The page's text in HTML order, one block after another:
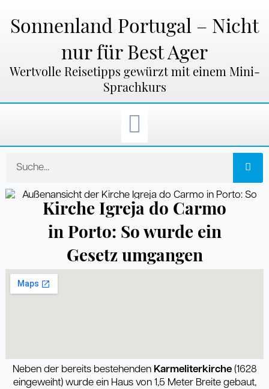
Inhalt
springen
Sonnenland Portugal – Nicht
nur für Best Ager
Wertvolle Reisetipps gewürzt mit einem Mini-
Sprachkurs
Kirche Igreja do Carmo
in Porto: So wurde ein
Gesetz umgangen
Neben der bereits bestehenden Karmeliterkirche(1628
eingeweiht) wurde ein Haus von 1,5 Meter Breite gebaut,